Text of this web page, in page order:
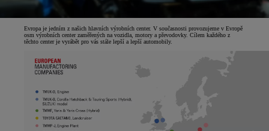
Evropa je jedním z našich hlavních výrobních center. V současnosti provozujeme v Evropě
osm výrobních center zaměřených na vozidla, motory a převodovky. Cílem každého z
těchto center je vyrábět pro vás stále lepší a lepší automobily.